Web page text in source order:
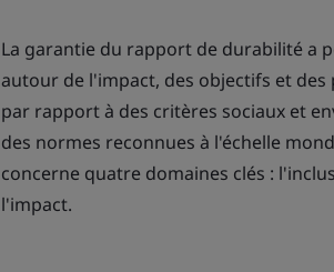
La garantie du rapport de durabilité a
autour de l'impact, des objectifs et
par rapport à des critères sociaux et
des normes reconnues à l'échelle
concerne quatre domaines clés :
l'impact.